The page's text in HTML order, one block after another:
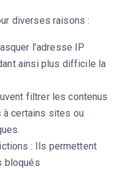
diverses raisons :
l’adresse IP
ainsi plus difficile la
filtrer les contenus
à certains sites ou
: Ils permettent
bloqués